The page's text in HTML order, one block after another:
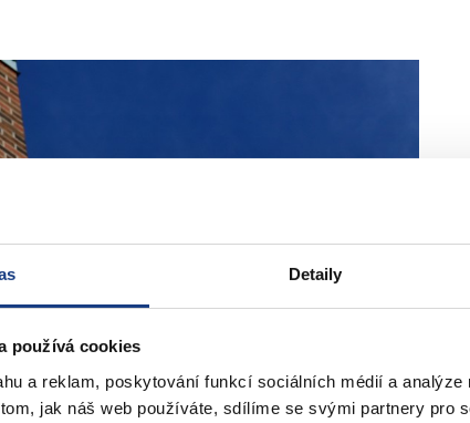
Detaily
používá cookies
a reklam, poskytování funkcí sociálních médií a
jak náš web používáte, sdílíme se svými partnery pro